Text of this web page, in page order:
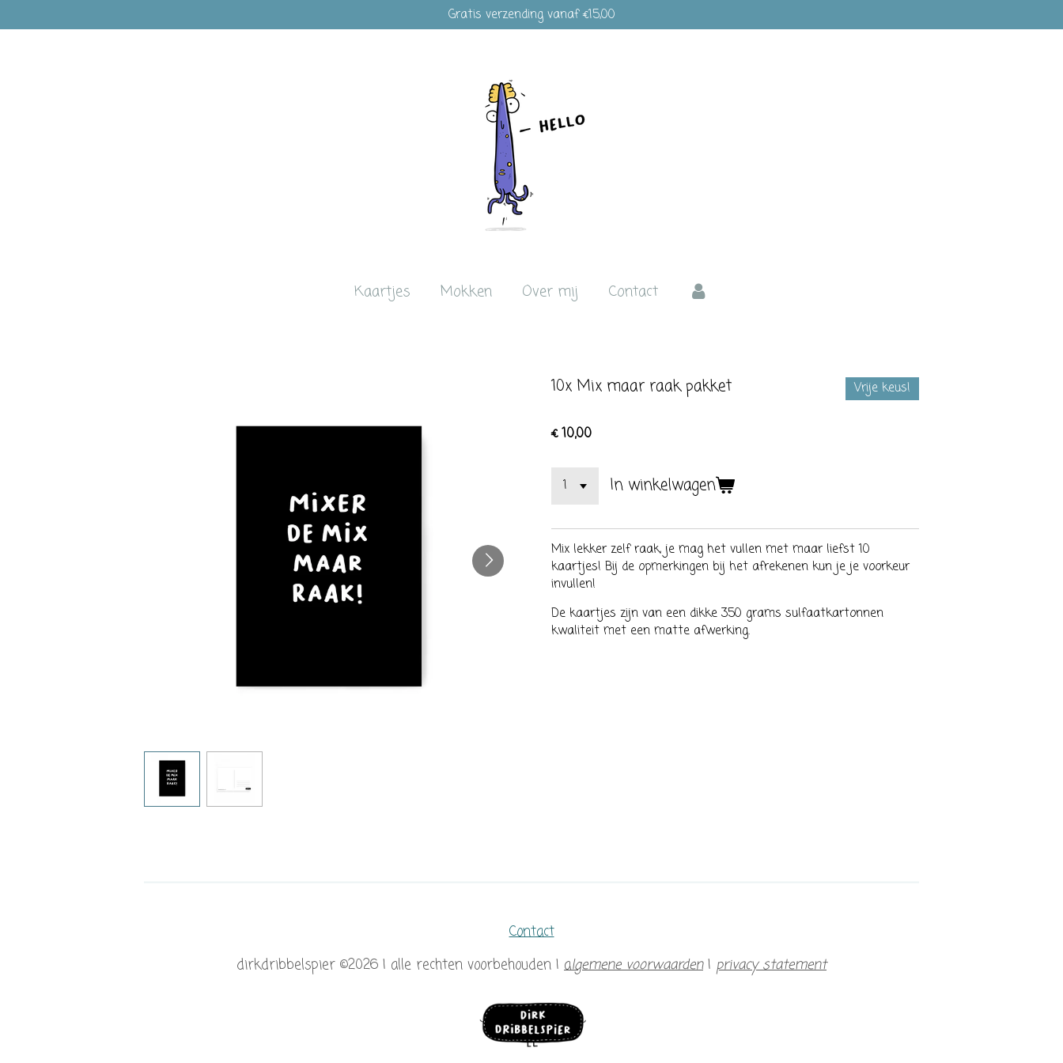
direct
Gratis verzending vanaf €15,00
Kaartjes Mokken Over mij Contact
10x Mix maar raak pakket Vrije keus!
€ 10,00
In winkelwagen
Mix lekker zelf raak, je mag het vullen met maar liefst 10
kaartjes! Bij de opmerkingen bij het afrekenen kun je je voorkeur
invullen!
De kaartjes zijn van een dikke 350 grams sulfaatkartonnen
kwaliteit met een matte afwerking.
Contact
dirkdribbelspier ©2026 | alle rechten voorbehouden | algemene voorwaarden| privacy statement